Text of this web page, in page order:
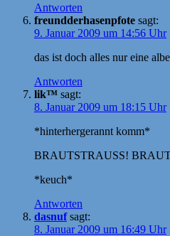
Antworten
freundderhasenpfote sagt:
9. Januar 2009 um 14:56 Uhr
das ist doch alles nur eine
Antworten
lik™ sagt:
8. Januar 2009 um 18:15 Uhr
*hinterhergerannt komm*
BRAUTSTRAUSS!
*keuch*
Antworten
dasnuf sagt:
8. Januar 2009 um 16:49 Uhr